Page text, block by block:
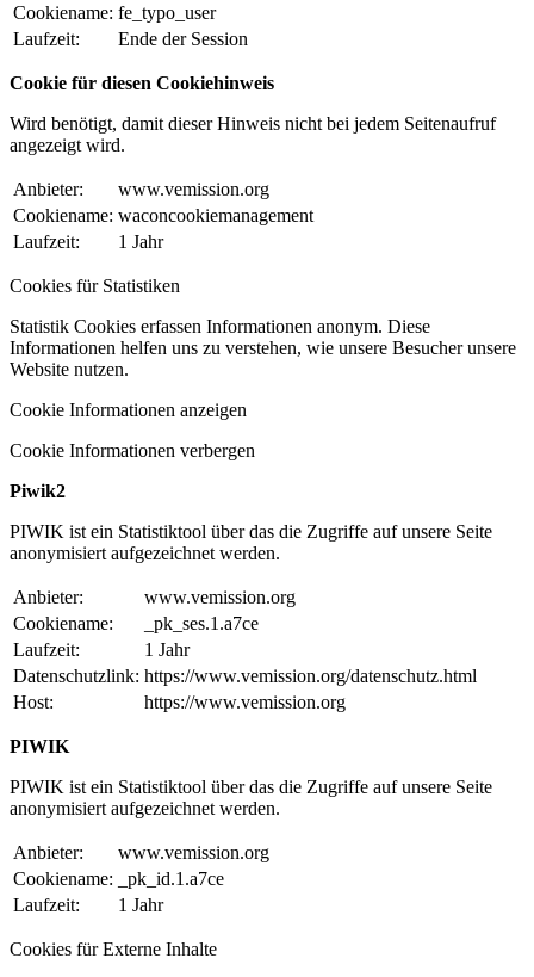
Cookiename: fe_typo_user
Laufzeit:
Ende der Session
Cookie für diesen Cookiehinweis
Wird benötigt, damit dieser Hinweis nicht bei jedem Seitenaufruf
angezeigt wird.
Anbieter:
www.vemission.org
Cookiename: waconcookiemanagement
Laufzeit:
1 Jahr
Cookies für Statistiken
Statistik Cookies erfassen Informationen anonym. Diese
Informationen helfen uns zu verstehen, wie unsere Besucher unsere
Website nutzen.
Cookie Informationen anzeigen
Cookie Informationen verbergen
Piwik2
PIWIK ist ein Statistiktool über das die Zugriffe auf unsere Seite
anonymisiert aufgezeichnet werden.
Anbieter:
www.vemission.org
Cookiename:
_pk_ses.1.a7ce
Laufzeit:
1 Jahr
Datenschutzlink: https://www.vemission.org/datenschutz.html
Host:
https://www.vemission.org
PIWIK
PIWIK ist ein Statistiktool über das die Zugriffe auf unsere Seite
anonymisiert aufgezeichnet werden.
Anbieter:
www.vemission.org
Cookiename:
_pk_id.1.a7ce
Laufzeit:
1 Jahr
Cookies für Externe Inhalte